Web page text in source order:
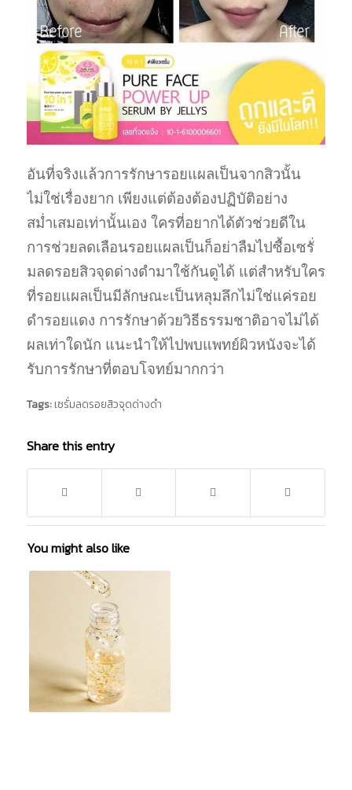
อันที่จริงแล้วการรักษารอยแผลเป็นจากสิวนั้น
ไม่ใช่เรื่องยาก เพียงแต่ต้องต้องปฏิบัติอย่าง
สม่ำเสมอเท่านั้นเอง ใครที่อยากได้ตัวช่วยดีใน
การช่วยลดเลือนรอยแผลเป็นก็อย่าลืมไปซื้อเซรั่
มลดรอยสิวจุดด่างดำมาใช้กันดูได้ แต่สำหรับใคร
ที่รอยแผลเป็นมีลักษณะเป็นหลุมลึกไม่ใช่แค่รอย
ดำรอยแดง การรักษาด้วยวิธีธรรมชาติอาจไม่ได้
ผลเท่าใดนัก แนะนำให้ไปพบแพทย์ผิวหนังจะได้
รับการรักษาที่ตอบโจทย์มากกว่า
Tags: เซรั่มลดรอยสิวจุดด่างดำ
Share this entry
You might also like